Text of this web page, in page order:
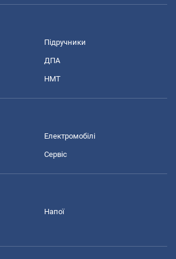
Підручники
ДПА
НМТ
Електромобілі
Сервіс
Напої